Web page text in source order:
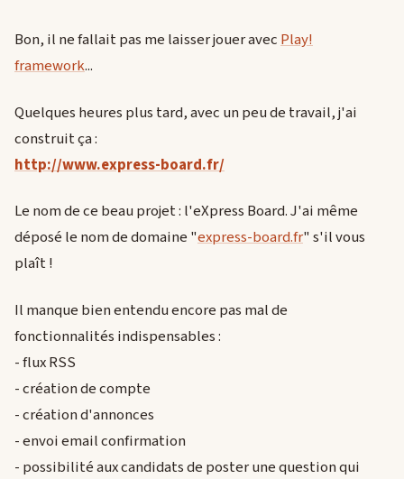
Bon, il ne fallait pas me laisser jouer avecPlay!
framework...
Quelques heures plus tard, avec un peu de travail, j'ai
construit ça :
http://www.express-board.fr/
Le nom de ce beau projet : l'eXpress Board. J'ai même
déposé le nom de domaine "express-board.fr" s'il vous
plaît !
Il manque bien entendu encore pas mal de
fonctionnalités indispensables :
- flux RSS
- création de compte
- création d'annonces
- envoi email confirmation
- possibilité aux candidats de poster une question qui